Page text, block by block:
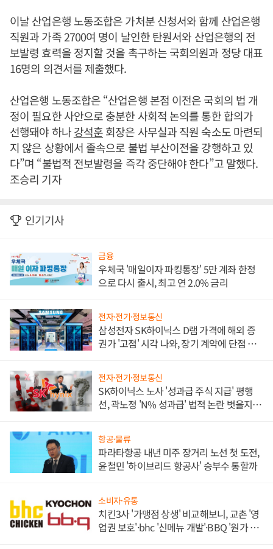
이날 산업은행 노동조합은 가처분 신청서와 함께 산업은행
직원과 가족 2700여 명이 날인한 탄원서와 산업은행의 전
보발령 효력을 정지할 것을 촉구하는 국회의원과 정당 대표
16명의 의견서를 제출했다.
산업은행 노동조합은 “산업은행 본점 이전은 국회의 법 개
정이 필요한 사안으로 충분한 사회적 논의를 통한 합의가
선행돼야 하나강석훈회장은 사무실과 직원 숙소도 마련되
지 않은 상황에서 졸속으로 불법 부산이전을 강행하고 있
다”며 “불법적 전보발령을 즉각 중단해야 한다”고 말했다.
조승리 기자
인기기사
금융
우체국 '매일이자 파킹통장' 5만 계좌 한정
으로 다시 출시, 최고 연 2.0% 금리
전자·전기·정보통신
삼성전자 SK하이닉스 D램 가격에 해외 증
권가 '고점' 시각 나와, 장기 계약에 단점 부
전자·전기·정보통신
SK하이닉스 노사 '성과급 주식 지급' 평행
선, 곽노정 'N% 성과급' 법적 논란 벗을지 주
항공·물류
파라타항공 내년 미주 장거리 노선 첫 도전,
윤철민 '하이브리드 항공사' 승부수 통할까
소비자·유통
치킨3사 '가맹점 상생' 비교해보니, 교촌 '영
업권 보호'·bhc '신메뉴 개발'·BBQ '원가 부